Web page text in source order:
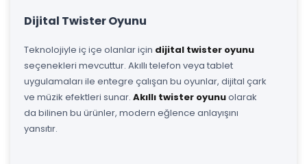
Dijital Twister Oyunu
Teknolojiyle iç içe olanlar için dijital twister oyunu
seçenekleri mevcuttur. Akıllı telefon veya tablet
uygulamaları ile entegre çalışan bu oyunlar, dijital çark
ve müzik efektleri sunar. Akıllı twister oyunuolarak
da bilinen bu ürünler, modern eğlence anlayışını
yansıtır.